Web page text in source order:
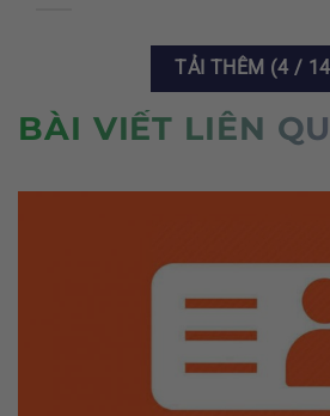
TẢI THÊM (4/
BÀI VIẾT LIÊN